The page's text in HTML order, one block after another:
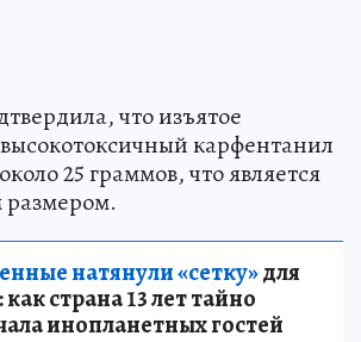
что изъятое
карфентанил
25 граммов, что является
размером.
натянули «сетку»для
страна 13 лет тайно
инопланетных гостей